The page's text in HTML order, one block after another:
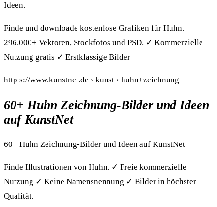
Ideen.
Finde und downloade kostenlose Grafiken für Huhn.
296.000+ Vektoren, Stockfotos und PSD. ✓ Kommerzielle
Nutzung gratis ✓ Erstklassige Bilder
http s://www.kunstnet.de › kunst › huhn+zeichnung
60+ Huhn Zeichnung-Bilder und Ideen
auf KunstNet
60+ Huhn Zeichnung-Bilder und Ideen auf KunstNet
Finde Illustrationen von Huhn. ✓ Freie kommerzielle
Nutzung ✓ Keine Namensnennung ✓ Bilder in höchster
Qualität.